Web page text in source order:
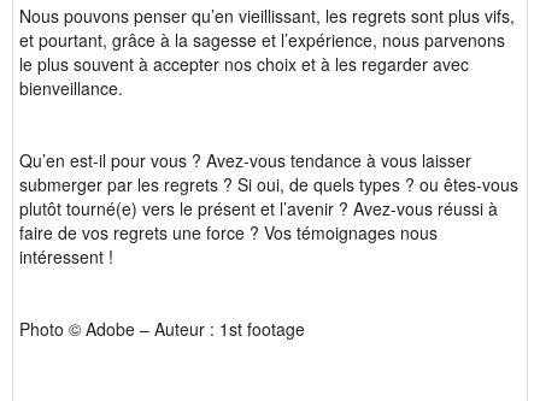
Nous pouvons penser qu’en vieillissant, les regrets sont plus vifs,
et pourtant, grâce à la sagesse et l’expérience, nous parvenons
le plus souvent à accepter nos choix et à les regarder avec
bienveillance.
Qu’en est-il pour vous ? Avez-vous tendance à vous laisser
submerger par les regrets ? Si oui, de quels types ? ou êtes-vous
plutôt tourné(e) vers le présent et l’avenir ? Avez-vous réussi à
faire de vos regrets une force ? Vos témoignages nous
intéressent !
Photo © Adobe – Auteur : 1st footage